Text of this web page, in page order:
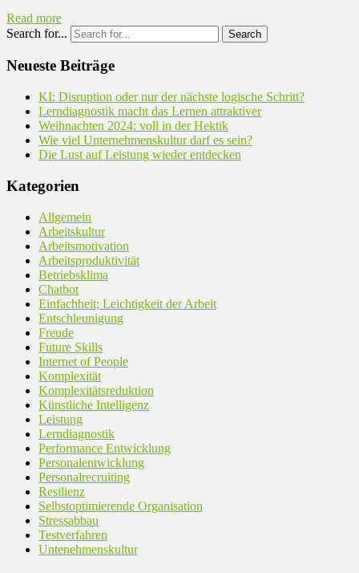
Read more
Search for...
Neueste Beiträge
KI: Disruption oder nur der nächste logische Schritt?
Lerndiagnostik macht das Lernen attraktiver
Weihnachten 2024: voll in der Hektik
Wie viel Unternehmenskultur darf es sein?
Die Lust auf Leistung wieder entdecken
Kategorien
Allgemein
Arbeitskultur
Arbeitsmotivation
Arbeitsproduktivität
Betriebsklima
Chatbot
Einfachheit; Leichtigkeit der Arbeit
Entschleunigung
Freude
Future Skills
Internet of People
Komplexität
Komplexitätsreduktion
Künstliche Intelligenz
Leistung
Lerndiagnostik
Performance Entwicklung
Personalentwicklung
Personalrecruiting
Resilienz
Selbstoptimierende Organisation
Stressabbau
Testverfahren
Untenehmenskultur